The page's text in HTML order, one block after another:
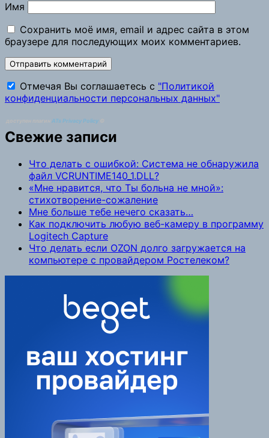
Имя
Сохранить моё имя, email и адрес сайта в этом
браузере для последующих моих комментариев.
Отмечая Вы соглашаетесь с "Политикой
конфиденциальности персональных данных"
ATs Privacy Policy
Свежие записи
Что делать с ошибкой: Система не обнаружила
файл VCRUNTIME140_1.DLL?
«Мне нравится, что Ты больна не мной»:
стихотворение-сожаление
Мне больше тебе нечего сказать…
Как подключить любую веб-камеру в программу
Logitech Capture
Что делать если OZON долго загружается на
компьютере с провайдером Ростелеком?